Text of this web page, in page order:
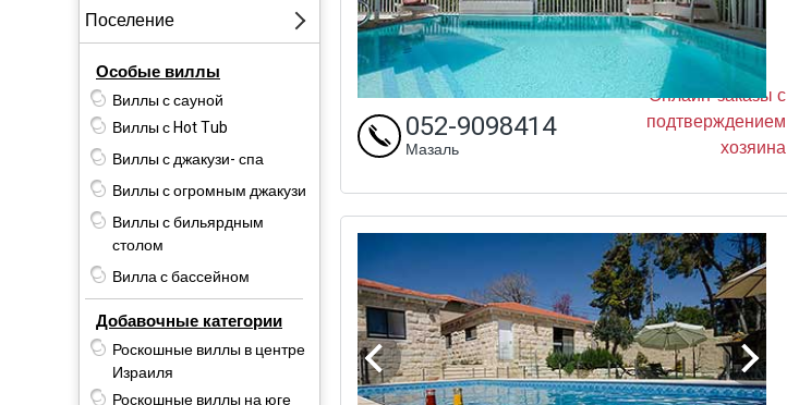
Особые виллы
Виллы с сауной
Виллы с Hot Tub
Виллы с джакузи- спа
Виллы с огромным джакузи
Виллы с бильярдным
столом
Вилла с бассейном
Добавочные категории
Роскошные виллы в центре
Израиля
Роскошные виллы на юге
Онлайн-заказы с
подтверждением
хозяина
052-9098414
Мазаль